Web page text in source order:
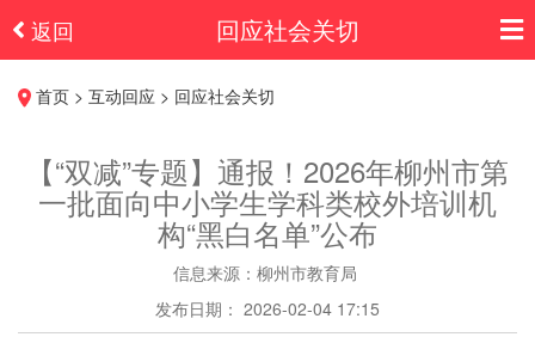
返回 回应社会关切
首页 > 互动回应 > 回应社会关切
【“双减”专题】通报！2026年柳州市第
一批面向中小学生学科类校外培训机
构“黑白名单”公布
信息来源：柳州市教育局
发布日期： 2026-02-04 17:15